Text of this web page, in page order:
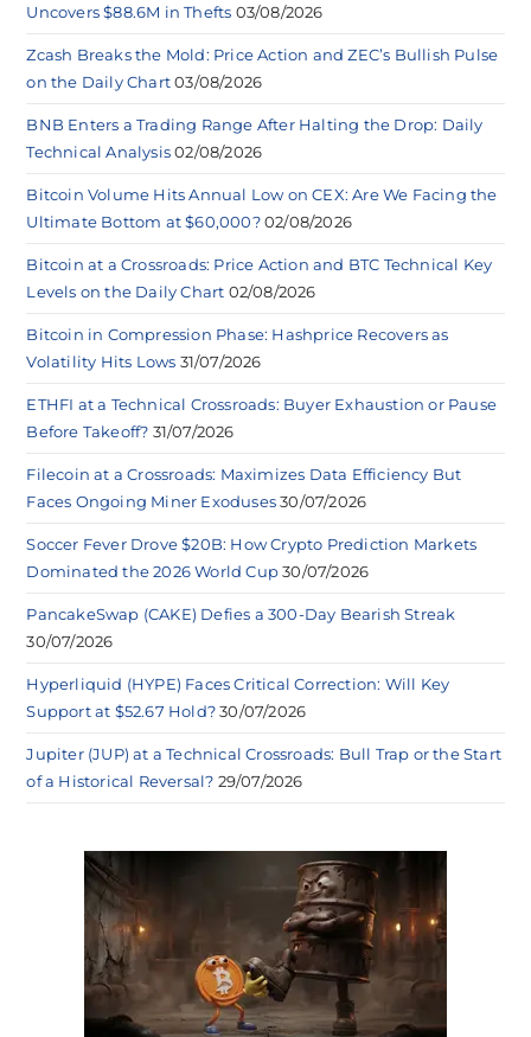
Uncovers $88.6M in Thefts 03/08/2026
Zcash Breaks the Mold: Price Action and ZEC’s Bullish Pulse
on the Daily Chart 03/08/2026
BNB Enters a Trading Range After Halting the Drop: Daily
Technical Analysis 02/08/2026
Bitcoin Volume Hits Annual Low on CEX: Are We Facing the
Ultimate Bottom at $60,000? 02/08/2026
Bitcoin at a Crossroads: Price Action and BTC Technical Key
Levels on the Daily Chart 02/08/2026
Bitcoin in Compression Phase: Hashprice Recovers as
Volatility Hits Lows 31/07/2026
ETHFI at a Technical Crossroads: Buyer Exhaustion or Pause
Before Takeoff? 31/07/2026
Filecoin at a Crossroads: Maximizes Data Efficiency But
Faces Ongoing Miner Exoduses 30/07/2026
Soccer Fever Drove $20B: How Crypto Prediction Markets
Dominated the 2026 World Cup 30/07/2026
PancakeSwap (CAKE) Defies a 300-Day Bearish Streak
30/07/2026
Hyperliquid (HYPE) Faces Critical Correction: Will Key
Support at $52.67 Hold? 30/07/2026
Jupiter (JUP) at a Technical Crossroads: Bull Trap or the Start
of a Historical Reversal? 29/07/2026